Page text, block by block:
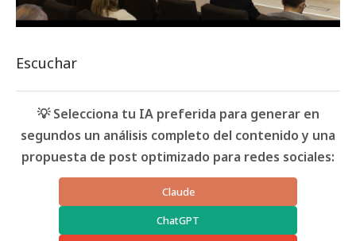
Escuchar
💡 Selecciona tu IA preferida para generar en
segundos un análisis completo del contenido y una
propuesta de post optimizado para redes sociales:
Claude
ChatGPT